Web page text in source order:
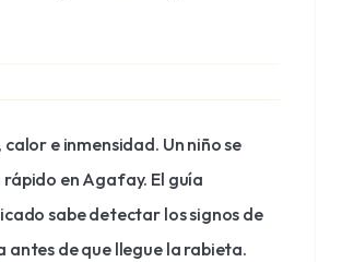
calor e inmensidad. Un niño se
rápido en Agafay. El guía
sabe detectar los signos de
de que llegue la rabieta.